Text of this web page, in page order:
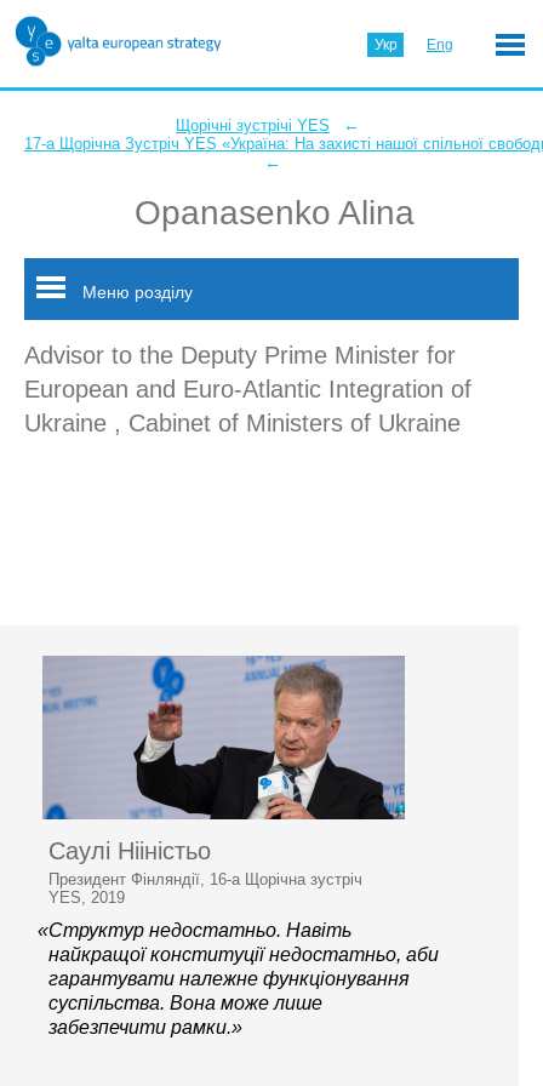
Укр Eng
Щорічні зустрічі YES ←
17-а Щорічна Зустріч YES «Україна: На захисті нашої спільної
←
Opanasenko Alina
Меню розділу
Advisor to the Deputy Prime Minister for
European and Euro-Atlantic Integration of
Ukraine , Cabinet of Ministers of Ukraine
Саулі Нііністьо
Президент Фінляндії, 16-а Щорічна зустріч
YES, 2019
«Структур недостатньо. Навіть
найкращої конституції недостатньо, аби
гарантувати належне функціонування
суспільства. Вона може лише
забезпечити рамки.»